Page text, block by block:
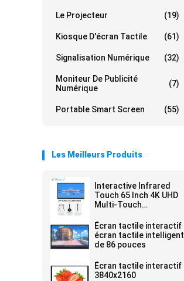
Le Projecteur (19)
Kiosque D'écran Tactile (61)
Signalisation Numérique (32)
Moniteur De Publicité
Numérique
(7)
Portable Smart Screen (55)
Les Meilleurs Produits
Interactive Infrared
Touch 65 Inch 4K UHD
Multi-Touch
Screen Monitor with AI
Function Android 14
4+32G or 8+128G
Écran tactile interactif
écran tactile intelligent
de 86 pouces
Écran tactile interactif
3840x2160